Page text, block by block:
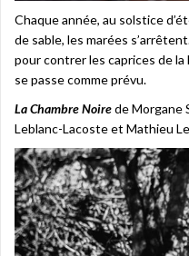
Chaque année, au solstice
de sable, les marées
pour contrer les caprices de
se passe comme prévu.
La Chambre Noirede Morgane
Leblanc-Lacoste et Mathieu